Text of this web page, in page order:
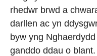
rhedwr brwd a
darllen ac yn
byw yng
ganddo ddau o